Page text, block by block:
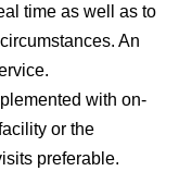
time as well as to
An
with on-
or the
preferable.